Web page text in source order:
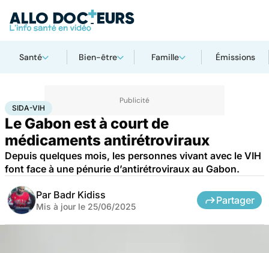
Santé Bien-être Famille Émissions
AccueilSanté Sida-VIH
SIDA-VIH
Le Gabon est à court de
médicaments antirétroviraux
Depuis quelques mois, les personnes vivant avec le VIH
font face à une pénurie d’antirétroviraux au Gabon.
Par Badr Kidiss
Mis à jour le 25/06/2025
Partager